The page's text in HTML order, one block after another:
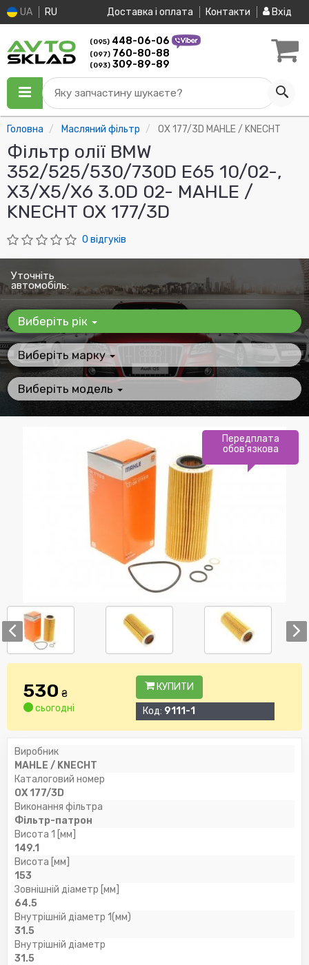
UA RU Доставка і оплата Контакти Вхід
(095) 448-06-06
(097) 760-80-88
(093) 309-89-89
Яку запчастину шукаєте?
Головна Масляний фільтр OX 177/3D MAHLE / KNECHT
Фільтр олії BMW
352/525/530/730D E65 10/02-,
X3/X5/X6 3.0D 02- MAHLE /
KNECHT OX 177/3D
0 відгуків
Уточніть
автомобіль:
Виберіть рік
Виберіть марку
Виберіть модель
Передплата
обов'язкова
530 ₴
сьогодні
КУПИТИ
Код: 9111-1
Виробник
MAHLE / KNECHT
Каталоговий номер
OX 177/3D
Виконання фільтра
Фільтр-патрон
Висота 1 [мм]
149.1
Висота [мм]
153
Зовнішній діаметр [мм]
64.5
Внутрішній діаметр 1(мм)
31.5
Внутрішній діаметр
31.5